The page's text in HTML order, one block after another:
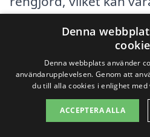
nya hyresgäster att
När du letar efter
flyttstädning, kan det
överväga även
Denna
Denna webbplats använder
användarupplevelsen. Genom att
du till alla cookies i enlighet med
ACCEPTERA ALLA